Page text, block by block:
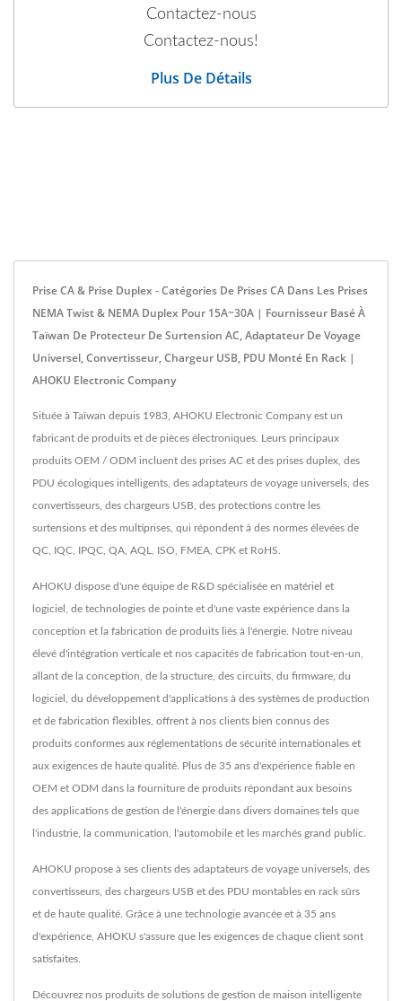
Contactez-nous
Contactez-nous!
Plus De Détails
Prise CA & Prise Duplex - Catégories De Prises CA Dans Les Prises
NEMA Twist & NEMA Duplex Pour 15A~30A | Fournisseur Basé À
Taïwan De Protecteur De Surtension AC, Adaptateur De Voyage
Universel, Convertisseur, Chargeur USB, PDU Monté En Rack |
AHOKU Electronic Company
Située à Taïwan depuis 1983, AHOKU Electronic Company est un
fabricant de produits et de pièces électroniques. Leurs principaux
produits OEM / ODM incluent des prises AC et des prises duplex, des
PDU écologiques intelligents, des adaptateurs de voyage universels, des
convertisseurs, des chargeurs USB, des protections contre les
surtensions et des multiprises, qui répondent à des normes élevées de
QC, IQC, IPQC, QA, AQL, ISO, FMEA, CPK et RoHS.
AHOKU dispose d'une équipe de R&D spécialisée en matériel et
logiciel, de technologies de pointe et d'une vaste expérience dans la
conception et la fabrication de produits liés à l'énergie. Notre niveau
élevé d'intégration verticale et nos capacités de fabrication tout-en-un,
allant de la conception, de la structure, des circuits, du firmware, du
logiciel, du développement d'applications à des systèmes de production
et de fabrication flexibles, offrent à nos clients bien connus des
produits conformes aux réglementations de sécurité internationales et
aux exigences de haute qualité. Plus de 35 ans d'expérience fiable en
OEM et ODM dans la fourniture de produits répondant aux besoins
des applications de gestion de l'énergie dans divers domaines tels que
l'industrie, la communication, l'automobile et les marchés grand public.
AHOKU propose à ses clients des adaptateurs de voyage universels, des
convertisseurs, des chargeurs USB et des PDU montables en rack sûrs
et de haute qualité. Grâce à une technologie avancée et à 35 ans
d'expérience, AHOKU s'assure que les exigences de chaque client sont
satisfaites.
Découvrez nos produits de solutions de gestion de maison intelligente